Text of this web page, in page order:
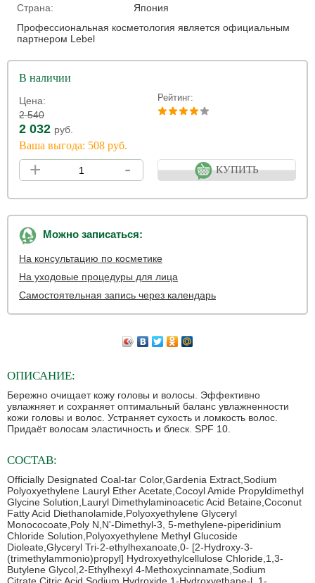
Страна:
Япония
Профессиональная косметология является официальным
партнером Lebel
В наличии
Цена:
2 540
2 032 руб.
Рейтинг:
Ваша выгода: 508 руб.
+ - КУПИТЬ
Можно записаться:
На консультацию по косметике
На уходовые процедуры для лица
Самостоятельная запись через календарь
ОПИСАНИЕ:
Бережно очищает кожу головы и волосы. Эффективно
увлажняет и сохраняет оптимальный баланс увлажненности
кожи головы и волос. Устраняет сухость и ломкость волос.
Придаёт волосам эластичность и блеск. SPF 10.
СОСТАВ:
Officially Designated Coal-tar Color,Gardenia Extract,Sodium
Polyoxyethylene Lauryl Ether Acetate,Cocoyl Amide Propyldimethyl
Glycine Solution,Lauryl Dimethylaminoacetic Acid Betaine,Coconut
Fatty Acid Diethanolamide,Polyoxyethylene Glyceryl
Monococoate,Poly N,N'-Dimethyl-3, 5-methylene-piperidinium
Chloride Solution,Polyoxyethylene Methyl Glucoside
Dioleate,Glyceryl Tri-2-ethylhexanoate,0- [2-Hydroxy-3-
(trimethylammonio)propyl] Hydroxyethylcellulose Chloride,1,3-
Butylene Glycol,2-Ethylhexyl 4-Methoxycinnamate,Sodium